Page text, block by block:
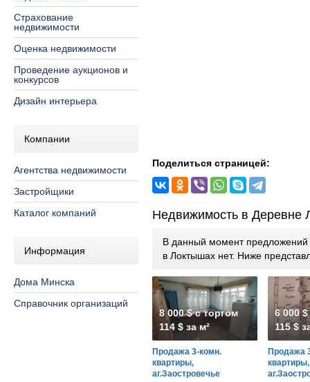
Страхование
недвижимости
Оценка недвижимости
Проведение аукционов и
конкурсов
Дизайн интерьера
Компании
Агентства недвижимости
Застройщики
Каталог компаний
Информация
Дома Минска
Справочник организаций
Поделиться страницей:
Недвижимость в Деревне
В данный момент предложений
в Локтышах нет. Ниже
8 000 $ с торгом
114 $ за м²
Продажа 3-комн.
квартиры,
аг.Заостровечье
6 000 $
115 $
Продажа
квартиры,